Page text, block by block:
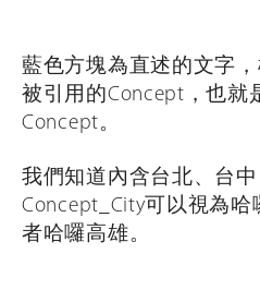
藍色方塊為直述的文字
被引用的Concept，也就
Concept。
我們知道內含台北、台
Concept_City可以視為
者哈囉高雄。